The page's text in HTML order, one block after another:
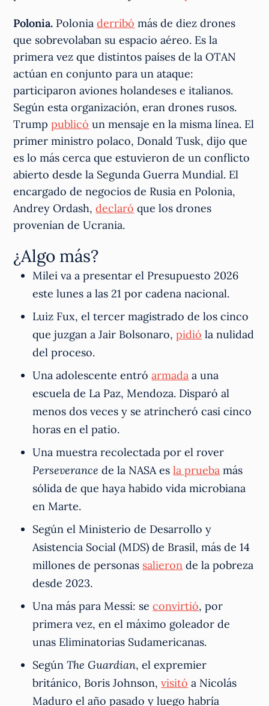
Polonia. Poloniaderribó más de diez drones
que sobrevolaban su espacio aéreo. Es la
primera vez que distintos países de la OTAN
actúan en conjunto para un ataque:
participaron aviones holandeses e italianos.
Según esta organización, eran drones rusos.
Trumppublicó un mensaje en la misma línea. El
primer ministro polaco, Donald Tusk, dijo que
es lo más cerca que estuvieron de un conflicto
abierto desde la Segunda Guerra Mundial. El
encargado de negocios de Rusia en Polonia,
Andrey Ordash,declaró que los drones
provenían de Ucrania.
¿Algo más?
Milei va a presentar el Presupuesto 2026
este lunes a las 21 por cadena nacional.
Luiz Fux, el tercer magistrado de los cinco
que juzgan a Jair Bolsonaro,pidió la nulidad
del proceso.
Una adolescente entróarmada a una
escuela de La Paz, Mendoza. Disparó al
menos dos veces y se atrincheró casi cinco
horas en el patio.
Una muestra recolectada por el rover
Perseverance de la NASA esla prueba más
sólida de que haya habido vida microbiana
en Marte.
Según el Ministerio de Desarrollo y
Asistencia Social (MDS) de Brasil, más de 14
millones de personas salieron de la pobreza
desde 2023.
Una más para Messi: seconvirtió, por
primera vez, en el máximo goleador de
unas Eliminatorias Sudamericanas.
SegúnThe Guardian, el expremier
británico, Boris Johnson,visitó a Nicolás
Maduro el año pasado y luego habría